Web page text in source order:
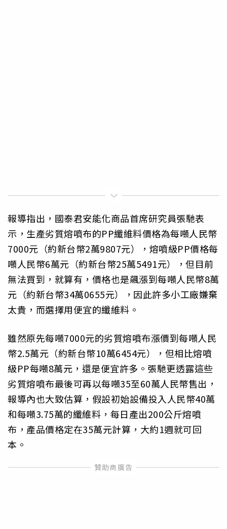
報導指出，國泰君安能化商品首席研究員張馳表
示，生產劣質熔噴布的PP纖維料價格為每噸人民幣
7000元（約新台幣2萬9807元），熔噴級PP價格每
噸人民幣6萬元（約新台幣25萬5491元），但目前
無法買到，就算有，價格也是飆漲到每噸人民幣8萬
元（約新台幣34萬0655元），因此許多小工廠嫌棄
太貴，而選擇用便宜的纖維料。
雖然原先每噸7000元的劣質熔噴布漲價到每噸人民
幣2.5萬元（約新台幣10萬6454元），但相比熔噴
級PP每噸8萬元，還是便宜許多。張馳更透露這些
劣質熔噴布最後可再以每噸35至60萬人民幣售出，
報導內也大致估算，假設初始設備投入人民幣40萬
和每噸3.75萬的纖維料，每日產出200公斤熔噴
布，產品價格定在35萬元計算，大約1週就可回
本。